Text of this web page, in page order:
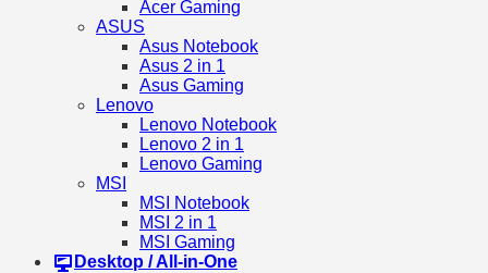
Acer Gaming
ASUS
Asus Notebook
Asus 2 in 1
Asus Gaming
Lenovo
Lenovo Notebook
Lenovo 2 in 1
Lenovo Gaming
MSI
MSI Notebook
MSI 2 in 1
MSI Gaming
Desktop / All-in-One